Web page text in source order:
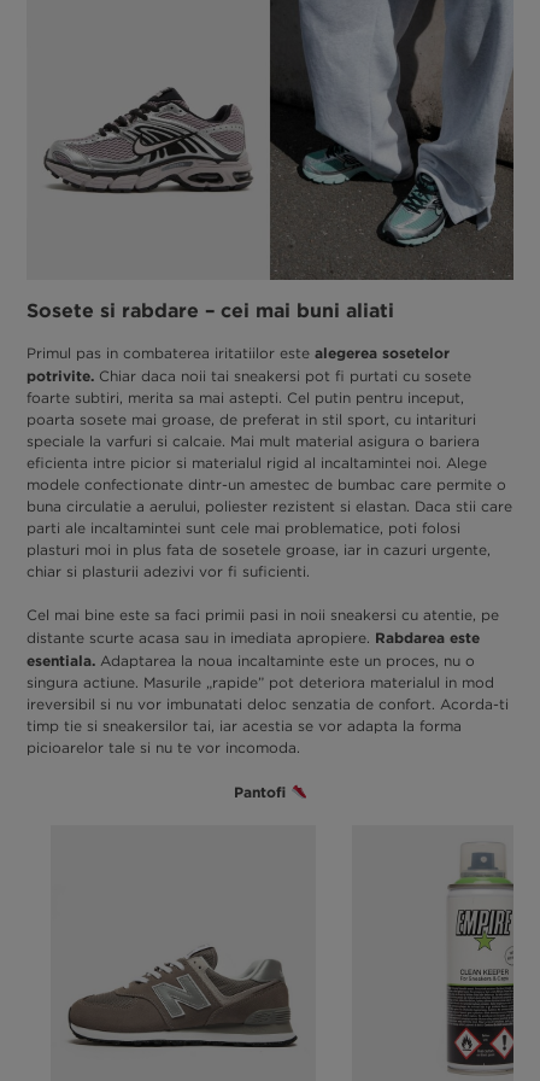
Sosete si rabdare – cei mai buni aliati
Primul pas in combaterea iritatiilor este alegerea sosetelor
potrivite. Chiar daca noii tai sneakersi pot fi purtati cu sosete
foarte subtiri, merita sa mai astepti. Cel putin pentru inceput,
poarta sosete mai groase, de preferat in stil sport, cu intarituri
speciale la varfuri si calcaie. Mai mult material asigura o bariera
eficienta intre picior si materialul rigid al incaltamintei noi. Alege
modele confectionate dintr-un amestec de bumbac care permite o
buna circulatie a aerului, poliester rezistent si elastan. Daca stii care
parti ale incaltamintei sunt cele mai problematice, poti folosi
plasturi moi in plus fata de sosetele groase, iar in cazuri urgente,
chiar si plasturii adezivi vor fi suficienti.
Cel mai bine este sa faci primii pasi in noii sneakersi cu atentie, pe
distante scurte acasa sau in imediata apropiere. Rabdarea este
esentiala. Adaptarea la noua incaltaminte este un proces, nu o
singura actiune. Masurile „rapide” pot deteriora materialul in mod
ireversibil si nu vor imbunatati deloc senzatia de confort. Acorda-ti
timp tie si sneakersilor tai, iar acestia se vor adapta la forma
picioarelor tale si nu te vor incomoda.
Pantofi